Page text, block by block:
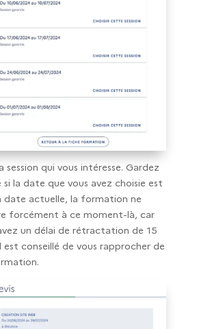
session qui vous intéresse. Gardez
si la date que vous avez choisie est
date actuelle, la formation ne
forcément à ce moment-là, car
un délai de rétractation de 15
est conseillé de vous rapprocher de